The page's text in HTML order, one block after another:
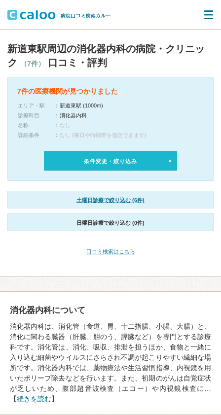
新道東駅周辺の消化器内科の病院・クリニッ
ク
（7件） 口コミ・評判
7件の医療機関が見つかりました
エリア・駅
新道東駅 (1000m)
診療科目
消化器内科
名称
なし
詳細条件
なし (曜日や時間帯を指定できます)
条件変更・絞り込み
土曜日診療で絞り込む (6件)
日曜日診療で絞り込む (0件)
口コミ検索はこちら
消化器内科について
消化器内科は、消化管（食道、胃、十二指腸、小腸、大腸）と、
消化に関わる臓器（肝臓、胆のう、膵臓など）を専門とする診療
科です。消化管は、消化、吸収、排泄を担うほか、食物と一緒に
入り込む細菌やウイルスにさらされ不調が起こりやすい繊細な場
所です。消化器内科では、薬物療法や生活習慣指導、内視鏡を用
いたポリープ除去などを行います。また、初期のがんは自覚症状
が乏しいため、腹部超音波検査（エコー）や内視鏡検査に…
【続きを読む】